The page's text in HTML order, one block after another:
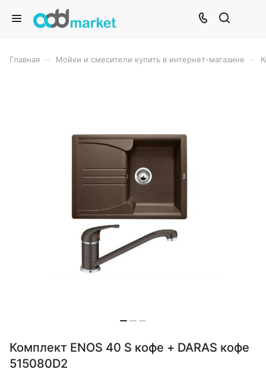
Главная Мойки и смесители купить в интернет-магазине
Комплект ENOS 40 S кофе + DARAS кофе
515080D2